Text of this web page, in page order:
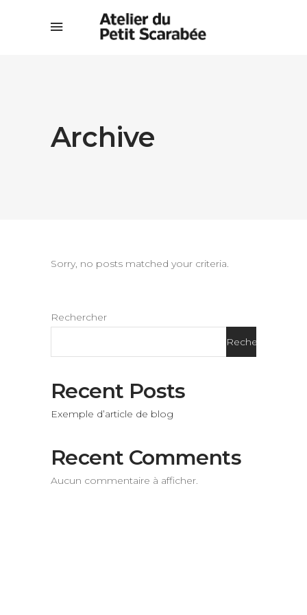
Archive
Sorry, no posts matched your criteria.
Rechercher
Rechercher
Recent Posts
Exemple d’article de blog
Recent Comments
Aucun commentaire à afficher.